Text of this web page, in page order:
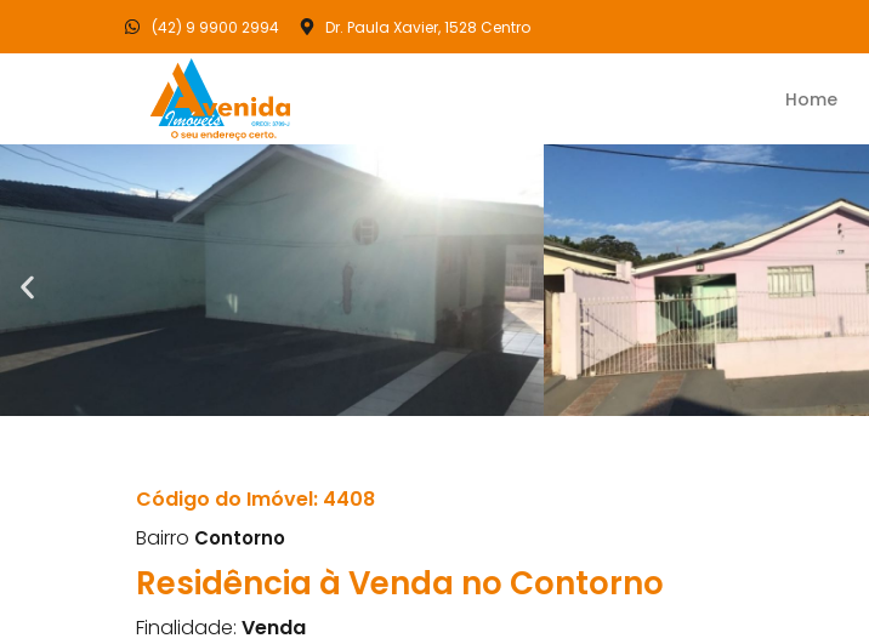
(42) 9 9900 2994 Dr. Paula Xavier, 1528 Centro
Home
Código do Imóvel: 4408
Bairro Contorno
Residência à Venda no Contorno
Finalidade: Venda